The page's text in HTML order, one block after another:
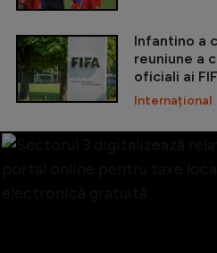
Infantino a
reuniune a
oficiali ai
Internațional